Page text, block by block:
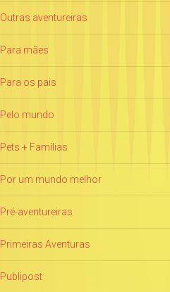
Outras aventureiras
Para mães
Para os pais
Pelo mundo
Pets + Famílias
Por um mundo melhor
Pré-aventureiras
Primeiras Aventuras
Publipost